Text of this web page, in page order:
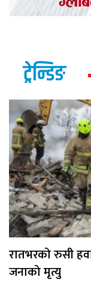
ट्रेन्डिङ
रातभरको रुसी
जनाको मृत्यु